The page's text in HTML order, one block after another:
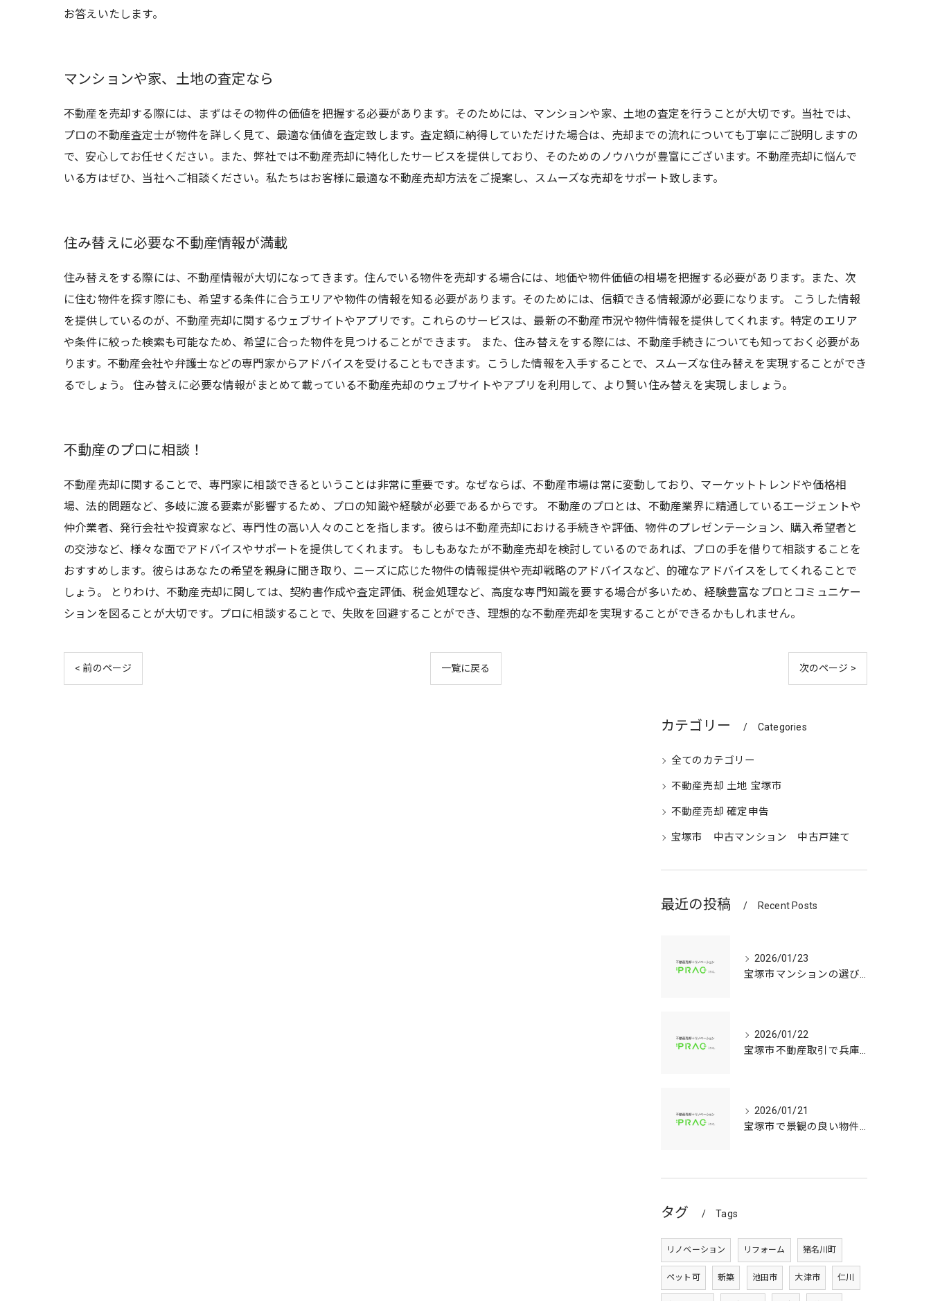
お答えいたします。
マンションや家、土地の査定なら
不動産を売却する際には、まずはその物件の価値を把握する必要があります。そのためには、マンションや家、土地の査定を行うことが大切です。当社では、
プロの不動産査定士が物件を詳しく見て、最適な価値を査定致します。査定額に納得していただけた場合は、売却までの流れについても丁寧にご説明しますの
で、安心してお任せください。また、弊社では不動産売却に特化したサービスを提供しており、そのためのノウハウが豊富にございます。不動産売却に悩んで
いる方はぜひ、当社へご相談ください。私たちはお客様に最適な不動産売却方法をご提案し、スムーズな売却をサポート致します。
住み替えに必要な不動産情報が満載
住み替えをする際には、不動産情報が大切になってきます。住んでいる物件を売却する場合には、地価や物件価値の相場を把握する必要があります。また、次
に住む物件を探す際にも、希望する条件に合うエリアや物件の情報を知る必要があります。そのためには、信頼できる情報源が必要になります。 こうした情報
を提供しているのが、不動産売却に関するウェブサイトやアプリです。これらのサービスは、最新の不動産市況や物件情報を提供してくれます。特定のエリア
や条件に絞った検索も可能なため、希望に合った物件を見つけることができます。 また、住み替えをする際には、不動産手続きについても知っておく必要があ
ります。不動産会社や弁護士などの専門家からアドバイスを受けることもできます。こうした情報を入手することで、スムーズな住み替えを実現することができ
るでしょう。 住み替えに必要な情報がまとめて載っている不動産売却のウェブサイトやアプリを利用して、より賢い住み替えを実現しましょう。
不動産のプロに相談！
不動産売却に関することで、専門家に相談できるということは非常に重要です。なぜならば、不動産市場は常に変動しており、マーケットトレンドや価格相
場、法的問題など、多岐に渡る要素が影響するため、プロの知識や経験が必要であるからです。 不動産のプロとは、不動産業界に精通しているエージェントや
仲介業者、発行会社や投資家など、専門性の高い人々のことを指します。彼らは不動産売却における手続きや評価、物件のプレゼンテーション、購入希望者と
の交渉など、様々な面でアドバイスやサポートを提供してくれます。 もしもあなたが不動産売却を検討しているのであれば、プロの手を借りて相談することを
おすすめします。彼らはあなたの希望を親身に聞き取り、ニーズに応じた物件の情報提供や売却戦略のアドバイスなど、的確なアドバイスをしてくれることで
しょう。 とりわけ、不動産売却に関しては、契約書作成や査定評価、税金処理など、高度な専門知識を要する場合が多いため、経験豊富なプロとコミュニケー
ションを図ることが大切です。プロに相談することで、失敗を回避することができ、理想的な不動産売却を実現することができるかもしれません。
< 前のページ 一覧に戻る 次のページ >
カテゴリー Categories
全てのカテゴリー
不動産売却 土地 宝塚市
不動産売却 確定申告
宝塚市 中古マンション 中古戸建て
最近の投稿 Recent Posts
2026/01/23
宝塚市マンションの選び方兵庫県宝塚市で資産価値と子育て環境を見極める中古戸建て比較ガイド
2026/01/22
宝塚市不動産取引で兵庫県宝塚市の中古マンションや中古戸建てを安心して選ぶ手順
2026/01/21
宝塚市で景観の良い物件選びに役立つ中古マンションと中古戸建てのポイント
タグ Tags
リノベーション リフォーム 猪名川町
ペット可 新築 池田市 大津市 仁川